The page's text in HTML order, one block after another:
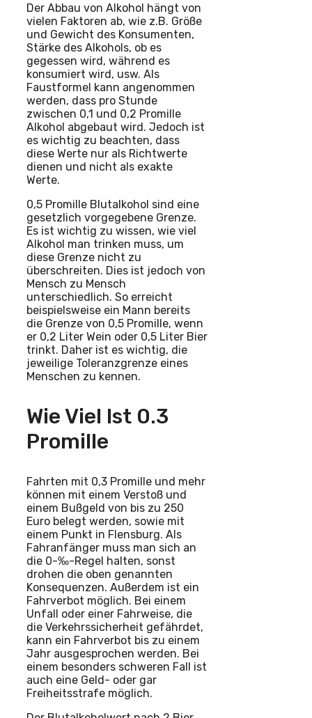
Der Abbau von Alkohol hängt von
vielen Faktoren ab, wie z.B. Größe
und Gewicht des Konsumenten,
Stärke des Alkohols, ob es
gegessen wird, während es
konsumiert wird, usw. Als
Faustformel kann angenommen
werden, dass pro Stunde
zwischen 0,1 und 0,2 Promille
Alkohol abgebaut wird. Jedoch ist
es wichtig zu beachten, dass
diese Werte nur als Richtwerte
dienen und nicht als exakte
Werte.
0,5 Promille Blutalkohol sind eine
gesetzlich vorgegebene Grenze.
Es ist wichtig zu wissen, wie viel
Alkohol man trinken muss, um
diese Grenze nicht zu
überschreiten. Dies ist jedoch von
Mensch zu Mensch
unterschiedlich. So erreicht
beispielsweise ein Mann bereits
die Grenze von 0,5 Promille, wenn
er 0,2 Liter Wein oder 0,5 Liter Bier
trinkt. Daher ist es wichtig, die
jeweilige Toleranzgrenze eines
Menschen zu kennen.
Wie Viel Ist 0.3
Promille
Fahrten mit 0,3 Promille und mehr
können mit einem Verstoß und
einem Bußgeld von bis zu 250
Euro belegt werden, sowie mit
einem Punkt in Flensburg. Als
Fahranfänger muss man sich an
die 0-‰-Regel halten, sonst
drohen die oben genannten
Konsequenzen. Außerdem ist ein
Fahrverbot möglich. Bei einem
Unfall oder einer Fahrweise, die
die Verkehrssicherheit gefährdet,
kann ein Fahrverbot bis zu einem
Jahr ausgesprochen werden. Bei
einem besonders schweren Fall ist
auch eine Geld- oder gar
Freiheitsstrafe möglich.